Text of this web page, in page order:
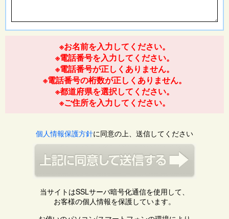
※お名前を入力してください。
※電話番号を入力してください。
※電話番号が正しくありません。
※電話番号の桁数が正しくありません。
※都道府県を選択してください。
※ご住所を入力してください。
個人情報保護方針に同意の上、送信してください
当サイトはSSLサーバ暗号化通信を使用して、
お客様の個人情報を保護しています。